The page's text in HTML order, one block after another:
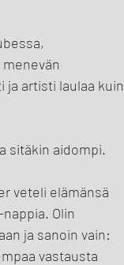
ja artisti laulaa kuin
sitäkin aidompi.
veteli elämänsä
Olin
ja sanoin vain:
vastausta